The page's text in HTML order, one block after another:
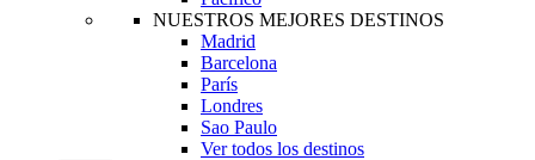
NUESTROS MEJORES DESTINOS
Madrid
Barcelona
París
Londres
Sao Paulo
Ver todos los destinos